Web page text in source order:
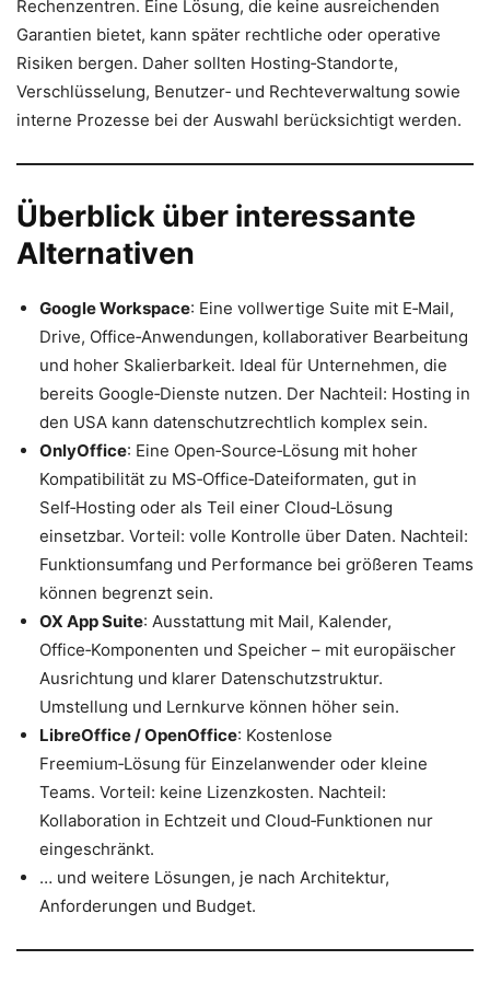
Rechenzentren. Eine Lösung, die keine ausreichenden
Garantien bietet, kann später rechtliche oder operative
Risiken bergen. Daher sollten Hosting‑Standorte,
Verschlüsselung, Benutzer‑ und Rechteverwaltung sowie
interne Prozesse bei der Auswahl berücksichtigt werden.
Überblick über interessante
Alternativen
Google Workspace: Eine vollwertige Suite mit E‑Mail,
Drive, Office‑Anwendungen, kollaborativer Bearbeitung
und hoher Skalierbarkeit. Ideal für Unternehmen, die
bereits Google‑Dienste nutzen. Der Nachteil: Hosting in
den USA kann datenschutzrechtlich komplex sein.
OnlyOffice: Eine Open‑Source‑Lösung mit hoher
Kompatibilität zu MS‑Office‑Dateiformaten, gut in
Self‑Hosting oder als Teil einer Cloud‑Lösung
einsetzbar. Vorteil: volle Kontrolle über Daten. Nachteil:
Funktionsumfang und Performance bei größeren Teams
können begrenzt sein.
OX App Suite: Ausstattung mit Mail, Kalender,
Office‑Komponenten und Speicher – mit europäischer
Ausrichtung und klarer Datenschutzstruktur.
Umstellung und Lernkurve können höher sein.
LibreOffice / OpenOffice: Kostenlose
Freemium‑Lösung für Einzelanwender oder kleine
Teams. Vorteil: keine Lizenzkosten. Nachteil:
Kollaboration in Echtzeit und Cloud‑Funktionen nur
eingeschränkt.
… und weitere Lösungen, je nach Architektur,
Anforderungen und Budget.